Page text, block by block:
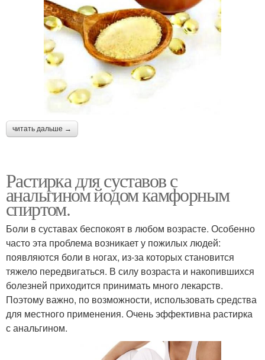
читать дальше →
Растирка для суставов с
анальгином йодом камфорным
спиртом.
Боли в суставах беспокоят в любом возрасте. Особенно
часто эта проблема возникает у пожилых людей:
появляются боли в ногах, из-за которых становится
тяжело передвигаться. В силу возраста и накопившихся
болезней приходится принимать много лекарств.
Поэтому важно, по возможности, использовать средства
для местного применения. Очень эффективна растирка
с анальгином.